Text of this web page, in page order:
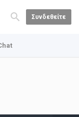
Συνδεθείτε